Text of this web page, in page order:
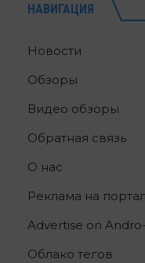
НАВИГАЦИЯ
Новости
Обзоры
Видео обзоры
Обратная связь
О нас
Реклама на
Advertise on
Облако тегов